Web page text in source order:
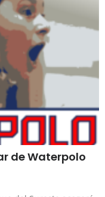
de Waterpolo